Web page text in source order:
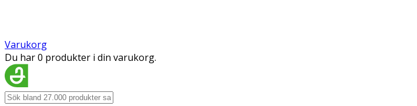
Varukorg
Du har 0 produkter i din varukorg.